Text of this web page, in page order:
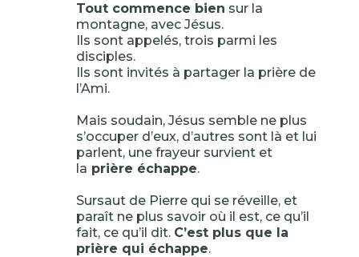
Tout commence bien sur la
montagne, avec Jésus.
Ils sont appelés, trois parmi les
disciples.
Ils sont invités à partager la prière de
l’Ami.
Mais soudain, Jésus semble ne plus
s’occuper d’eux, d’autres sont là et lui
parlent, une frayeur survient et
la prière échappe.
Sursaut de Pierre qui se réveille, et
paraît ne plus savoir où il est, ce qu’il
fait, ce qu’il dit. C’est plus que la
prière qui échappe.